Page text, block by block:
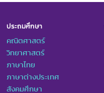
ประถมศึกษา
คณิตศาสตร์
วิทยาศาสตร์
ภาษาไทย
ภาษาต่างประเทศ
สังคมศึกษา